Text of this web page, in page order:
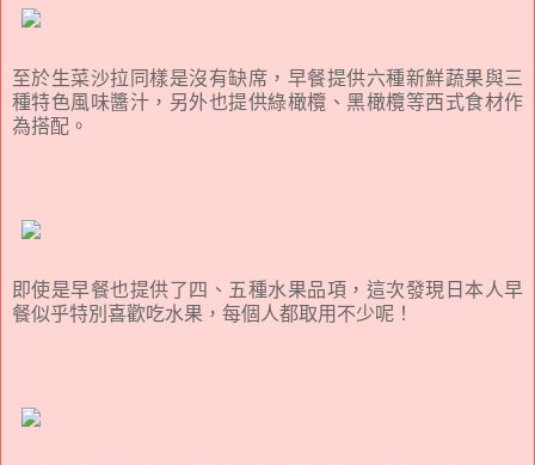
至於生菜沙拉同樣是沒有缺席，早餐提供六種新鮮蔬果與三
種特色風味醬汁，另外也提供綠橄欖、黑橄欖等西式食材作
為搭配。
即使是早餐也提供了四、五種水果品項，這次發現日本人早
餐似乎特別喜歡吃水果，每個人都取用不少呢！